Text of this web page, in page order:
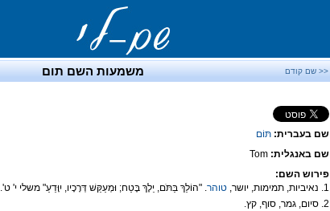
<< שם קודם משמעות השם תום
שם בעברית: תּוֹם
שם באנגלית: Tom
פירוש השם:
1. נאיביות, תמימות, יושר,
טוהר. "הוֹלֵךְ בַּתֹּם, יֵלֶךְ בֶּטַח; וּמְעַקֵּשׁ דְּרָכָיו, יִוָּדֵעַ" משלי י' ט'.
2. סיום, גמר, סוף, קץ.